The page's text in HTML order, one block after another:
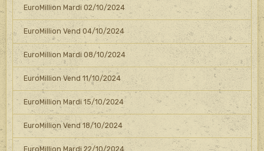
EuroMillion Mardi 02/10/2024
EuroMillion Vend 04/10/2024
EuroMillion Mardi 08/10/2024
EuroMillion Vend 11/10/2024
EuroMillion Mardi 15/10/2024
EuroMillion Vend 18/10/2024
EuroMillion Mardi 22/10/2024